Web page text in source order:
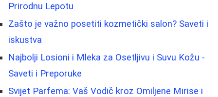
Prirodnu Lepotu
Zašto je važno posetiti kozmetički salon? Saveti i
iskustva
Najbolji Losioni i Mleka za Osetljivu i Suvu Kožu -
Saveti i Preporuke
Svijet Parfema: Vaš Vodič kroz Omiljene Mirise i